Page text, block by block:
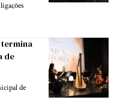
termina
de
de